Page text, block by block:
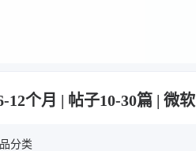
个月 | 帖子10-30篇 | 微
分类